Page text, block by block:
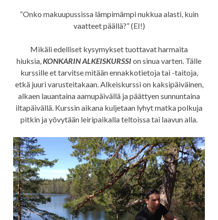
“Onko makuupussissa lämpimämpi nukkua alasti, kuin
vaatteet päällä?” (EI!)
Mikäli edelliset kysymykset tuottavat harmaita
hiuksia, KONKARIN ALKEISKURSSIon sinua varten. Tälle
kurssille et tarvitse mitään ennakkotietoja tai -taitoja,
etkä juuri varusteitakaan. Alkeiskurssi on kaksipäiväinen,
alkaen lauantaina aamupäivällä ja päättyen sunnuntaina
iltapäivällä. Kurssin aikana kuljetaan lyhyt matka polkuja
pitkin ja yövytään leiripaikalla teltoissa tai laavun alla.